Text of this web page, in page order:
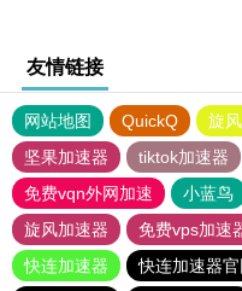
友情链接
网站地图 QuickQ 旋
坚果加速器
tiktok加速器
免费vqn外网加速
小蓝鸟
旋风加速器
免费vps加速
快连加速器
快连加速器官